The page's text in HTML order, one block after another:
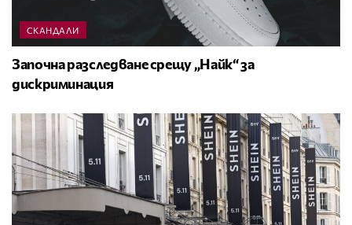
СКАНДАЛИ
Започна разследване срещу „Найк“ за
дискриминация